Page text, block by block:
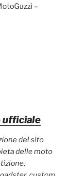
–
ufficiale
del sito
delle moto